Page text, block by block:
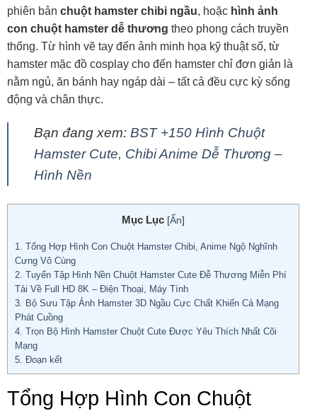
phiên bản chuột hamster chibi ngầu, hoặc hình ảnh
con chuột hamster dễ thương theo phong cách truyền
thống. Từ hình vẽ tay đến ảnh minh họa kỹ thuật số, từ
hamster mặc đồ cosplay cho đến hamster chỉ đơn giản là
nằm ngủ, ăn bánh hay ngáp dài – tất cả đều cực kỳ sống
động và chân thực.
Bạn đang xem: BST +150 Hình Chuột
Hamster Cute, Chibi Anime Dễ Thương –
Hình Nền
Mục Lục [Ẩn]
1.
Tổng Hợp Hình Con Chuột Hamster Chibi, Anime Ngộ Nghĩnh
Cưng Vô Cùng
2. Tuyển Tập Hình Nền Chuột Hamster Cute Đễ Thương Miễn Phí
Tải Về Full HD 8K – Điện Thoại, Máy Tính
3. Bộ Sưu Tập Ảnh Hamster 3D Ngầu Cực Chất Khiến Cả Mạng
Phát Cuồng
4. Trọn Bộ Hình Hamster Chuột Cute Được Yêu Thích Nhất Cõi
Mạng
5. Đoạn kết
Tổng Hợp Hình Con Chuột